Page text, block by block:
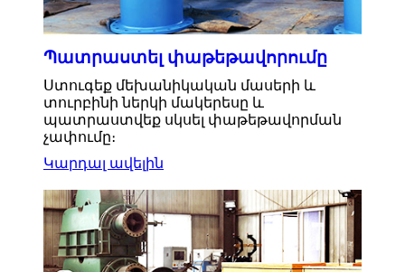
Պատրաստել փաթեթավորումը
Ստուգեք մեխանիկական մասերի և
տուրբինի ներկի մակերեսը և
պատրաստվեք սկսել փաթեթավորման
չափումը։
Կարդալ ավելին